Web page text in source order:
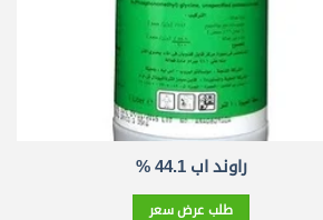
راوند اب 44.1 %
طلب عرض سعر